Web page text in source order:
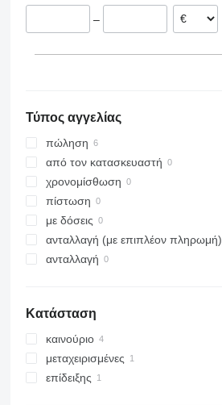
–
Τύπος αγγελίας
πώληση
από τον κατασκευαστή
χρονομίσθωση
πίστωση
με δόσεις
ανταλλαγή (με επιπλέον πληρωμή)
ανταλλαγή
Κατάσταση
καινούριο
μεταχειρισμένες
επίδειξης